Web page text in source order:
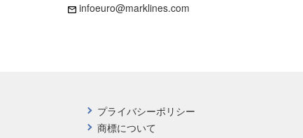
infoeuro@marklines.com
プライバシーポリシー
商標について